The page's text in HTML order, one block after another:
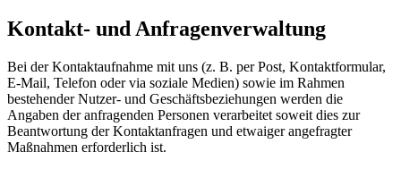
Kontakt- und Anfragenverwaltung
Bei der Kontaktaufnahme mit uns (z. B. per Post, Kontaktformular,
E-Mail, Telefon oder via soziale Medien) sowie im Rahmen
bestehender Nutzer- und Geschäftsbeziehungen werden die
Angaben der anfragenden Personen verarbeitet soweit dies zur
Beantwortung der Kontaktanfragen und etwaiger angefragter
Maßnahmen erforderlich ist.